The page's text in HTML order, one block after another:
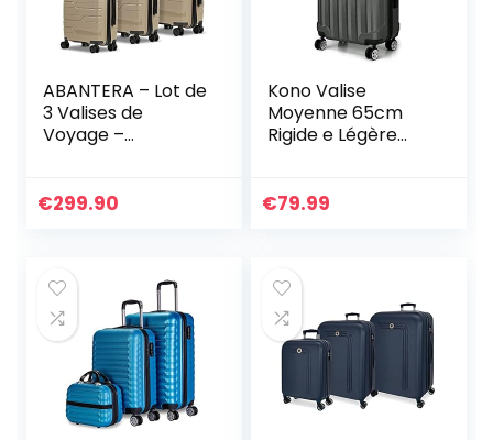
ABANTERA – Lot de
3 Valises de
Voyage –
Valise Moyenne de
Coque Rigide –
Matériau en
Polypropylène –
Verrouillage TSA
€299.90
Kono Valise
Moyenne 65cm
Rigide e Légère
Valises, Gris
€79.99